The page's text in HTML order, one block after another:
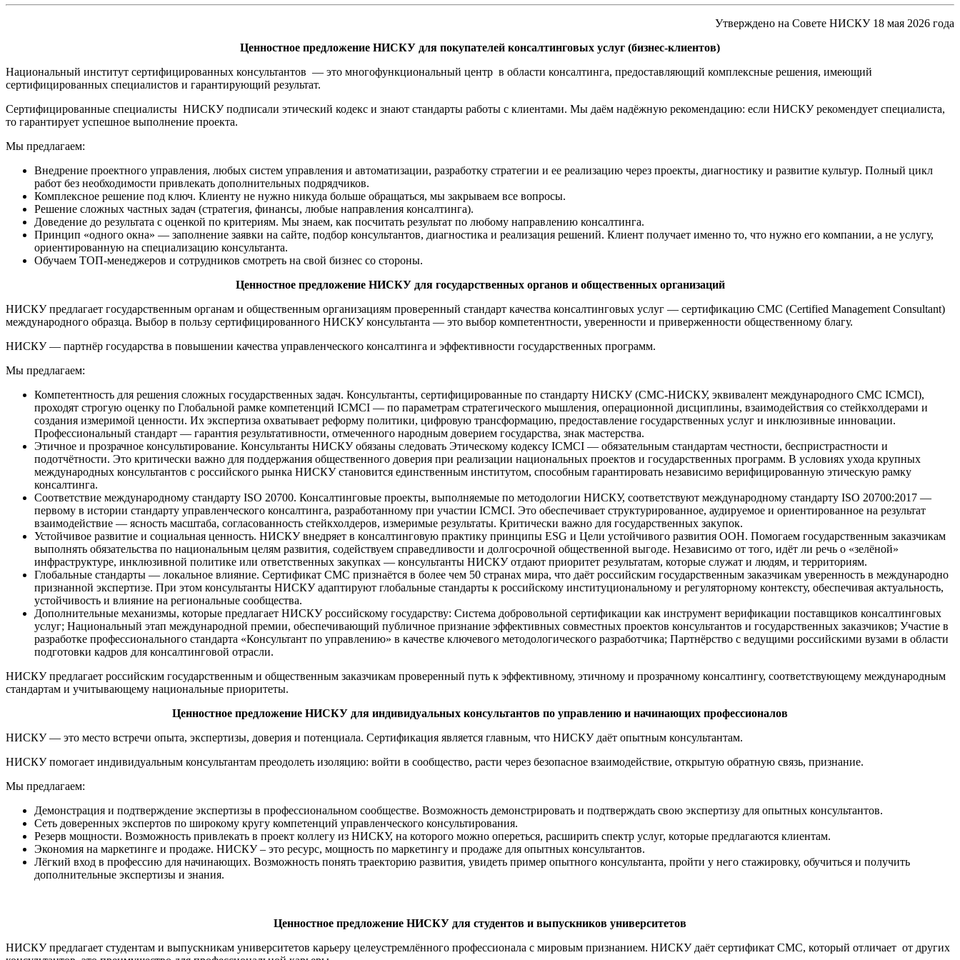
Утверждено на Совете НИСКУ 18 мая 2026 года
Ценностное предложение НИСКУ для покупателей консалтинговых услуг (бизнес-клиентов)
Национальный институт сертифицированных консультантов — это многофункциональный центр в области консалтинга, предоставляющий комплексные решения, имеющий
сертифицированных специалистов и гарантирующий результат.
Сертифицированные специалисты НИСКУ подписали этический кодекс и знают стандарты работы с клиентами. Мы даём надёжную рекомендацию: если НИСКУ рекомендует специалиста,
то гарантирует успешное выполнение проекта.
Мы предлагаем:
Внедрение проектного управления, любых систем управления и автоматизации, разработку стратегии и ее реализацию через проекты, диагностику и развитие культур. Полный цикл
работ без необходимости привлекать дополнительных подрядчиков.
Комплексное решение под ключ. Клиенту не нужно никуда больше обращаться, мы закрываем все вопросы.
Решение сложных частных задач (стратегия, финансы, любые направления консалтинга).
Доведение до результата с оценкой по критериям. Мы знаем, как посчитать результат по любому направлению консалтинга.
Принцип «одного окна» — заполнение заявки на сайте, подбор консультантов, диагностика и реализация решений. Клиент получает именно то, что нужно его компании, а не услугу,
ориентированную на специализацию консультанта.
Обучаем ТОП-менеджеров и сотрудников смотреть на свой бизнес со стороны.
Ценностное предложение НИСКУ для государственных органов и общественных организаций
НИСКУ предлагает государственным органам и общественным организациям проверенный стандарт качества консалтинговых услуг — сертификацию CMC (Certified Management Consultant)
международного образца. Выбор в пользу сертифицированного НИСКУ консультанта — это выбор компетентности, уверенности и приверженности общественному благу.
НИСКУ — партнёр государства в повышении качества управленческого консалтинга и эффективности государственных программ.
Мы предлагаем:
Компетентность для решения сложных государственных задач. Консультанты, сертифицированные по стандарту НИСКУ (CMC-НИСКУ, эквивалент международного CMC ICMCI),
проходят строгую оценку по Глобальной рамке компетенций ICMCI — по параметрам стратегического мышления, операционной дисциплины, взаимодействия со стейкхолдерами и
создания измеримой ценности. Их экспертиза охватывает реформу политики, цифровую трансформацию, предоставление государственных услуг и инклюзивные инновации.
Профессиональный стандарт — гарантия результативности, отмеченного народным доверием государства, знак мастерства.
Этичное и прозрачное консультирование. Консультанты НИСКУ обязаны следовать Этическому кодексу ICMCI — обязательным стандартам честности, беспристрастности и
подотчётности. Это критически важно для поддержания общественного доверия при реализации национальных проектов и государственных программ. В условиях ухода крупных
международных консультантов с российского рынка НИСКУ становится единственным институтом, способным гарантировать независимо верифицированную этическую рамку
консалтинга.
Соответствие международному стандарту ISO 20700. Консалтинговые проекты, выполняемые по методологии НИСКУ, соответствуют международному стандарту ISO 20700:2017 —
первому в истории стандарту управленческого консалтинга, разработанному при участии ICMCI. Это обеспечивает структурированное, аудируемое и ориентированное на результат
взаимодействие — ясность масштаба, согласованность стейкхолдеров, измеримые результаты. Критически важно для государственных закупок.
Устойчивое развитие и социальная ценность. НИСКУ внедряет в консалтинговую практику принципы ESG и Цели устойчивого развития ООН. Помогаем государственным заказчикам
выполнять обязательства по национальным целям развития, содействуем справедливости и долгосрочной общественной выгоде. Независимо от того, идёт ли речь о «зелёной»
инфраструктуре, инклюзивной политике или ответственных закупках — консультанты НИСКУ отдают приоритет результатам, которые служат и людям, и территориям.
Глобальные стандарты — локальное влияние. Сертификат CMC признаётся в более чем 50 странах мира, что даёт российским государственным заказчикам уверенность в международно
признанной экспертизе. При этом консультанты НИСКУ адаптируют глобальные стандарты к российскому институциональному и регуляторному контексту, обеспечивая актуальность,
устойчивость и влияние на региональные сообщества.
Дополнительные механизмы, которые предлагает НИСКУ российскому государству: Система добровольной сертификации как инструмент верификации поставщиков консалтинговых
услуг; Национальный этап международной премии, обеспечивающий публичное признание эффективных совместных проектов консультантов и государственных заказчиков; Участие в
разработке профессионального стандарта «Консультант по управлению» в качестве ключевого методологического разработчика; Партнёрство с ведущими российскими вузами в области
подготовки кадров для консалтинговой отрасли.
НИСКУ предлагает российским государственным и общественным заказчикам проверенный путь к эффективному, этичному и прозрачному консалтингу, соответствующему международным
стандартам и учитывающему национальные приоритеты.
Ценностное предложение НИСКУ для индивидуальных консультантов по управлению и начинающих профессионалов
НИСКУ — это место встречи опыта, экспертизы, доверия и потенциала. Сертификация является главным, что НИСКУ даёт опытным консультантам.
НИСКУ помогает индивидуальным консультантам преодолеть изоляцию: войти в сообщество, расти через безопасное взаимодействие, открытую обратную связь, признание.
Мы предлагаем:
Демонстрация и подтверждение экспертизы в профессиональном сообществе. Возможность демонстрировать и подтверждать свою экспертизу для опытных консультантов.
Сеть доверенных экспертов по широкому кругу компетенций управленческого консультирования.
Резерв мощности. Возможность привлекать в проект коллегу из НИСКУ, на которого можно опереться, расширить спектр услуг, которые предлагаются клиентам.
Экономия на маркетинге и продаже. НИСКУ – это ресурс, мощность по маркетингу и продаже для опытных консультантов.
Лёгкий вход в профессию для начинающих. Возможность понять траекторию развития, увидеть пример опытного консультанта, пройти у него стажировку, обучиться и получить
дополнительные экспертизы и знания.
Ценностное предложение НИСКУ для студентов и выпускников университетов
НИСКУ предлагает студентам и выпускникам университетов карьеру целеустремлённого профессионала с мировым признанием. НИСКУ даёт сертификат СМС, который отличает от других